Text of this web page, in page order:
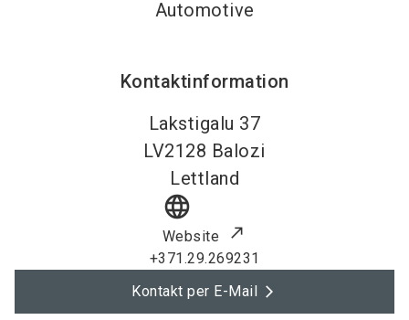
Automotive
Kontaktinformation
Lakstigalu 37
LV2128 Balozi
Lettland
language
Website
+371.29.269231
Kontakt per E-Mail